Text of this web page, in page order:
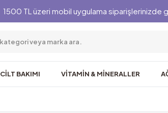
1500 TL üzeri mobil uygulama siparişlerinizde
CİLT BAKIMI VİTAMİN & MİNERALLER